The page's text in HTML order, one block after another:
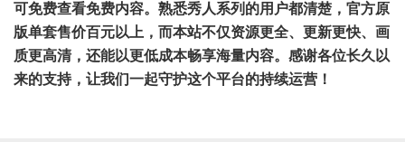
可免费查看免费内容。熟悉秀人系列的用户都清楚，官方原
版单套售价百元以上，而本站不仅资源更全、更新更快、画
质更高清，还能以更低成本畅享海量内容。感谢各位长久以
来的支持，让我们一起守护这个平台的持续运营！